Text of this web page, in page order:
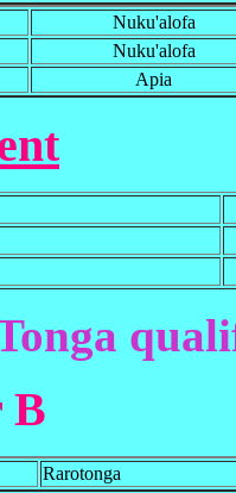
Nuku'alofa
Nuku'alofa
Apia
B
Rarotonga